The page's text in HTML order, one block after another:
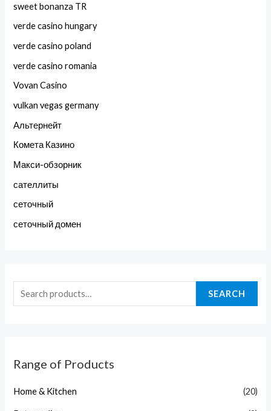
sweet bonanza TR
verde casino hungary
verde casino poland
verde casino romania
Vovan Casino
vulkan vegas germany
Альтернейт
Комета Казино
Макси-обзорник
сателлиты
сеточный
сеточный домен
SEARCH
Range of Products
Home & Kitchen (20)